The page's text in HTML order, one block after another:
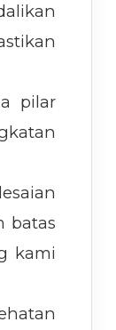
pilar
batas
kami